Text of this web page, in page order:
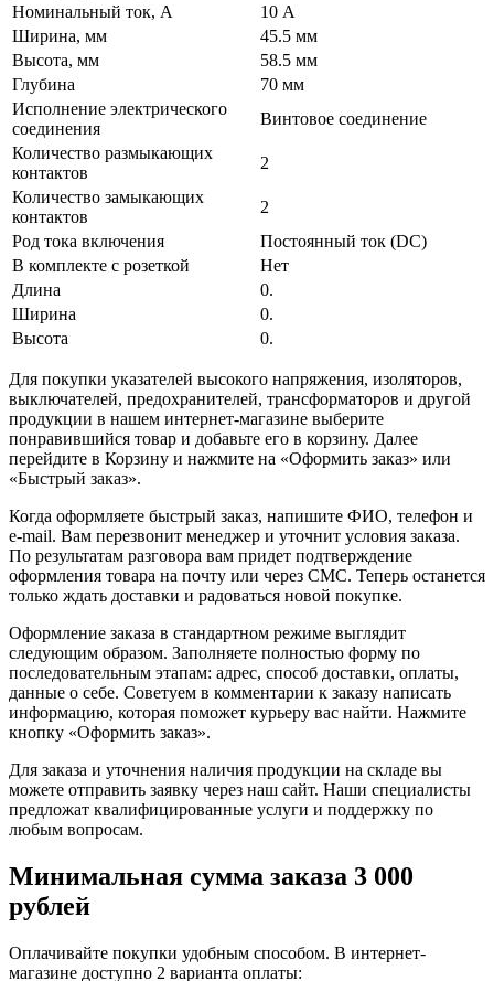
Номинальный ток, А
10 А
Ширина, мм
45.5 мм
Высота, мм
58.5 мм
Глубина
70 мм
Исполнение электрического
соединения
Винтовое соединение
Количество размыкающих
контактов
2
Количество замыкающих
контактов
2
Род тока включения
Постоянный ток (DC)
В комплекте с розеткой
Нет
Длина
0.
Ширина
0.
Высота
0.
Для покупки указателей высокого напряжения, изоляторов,
выключателей, предохранителей, трансформаторов и другой
продукции в нашем интернет-магазине выберите
понравившийся товар и добавьте его в корзину. Далее
перейдите в Корзину и нажмите на «Оформить заказ» или
«Быстрый заказ».
Когда оформляете быстрый заказ, напишите ФИО, телефон и
e-mail. Вам перезвонит менеджер и уточнит условия заказа.
По результатам разговора вам придет подтверждение
оформления товара на почту или через СМС. Теперь останется
только ждать доставки и радоваться новой покупке.
Оформление заказа в стандартном режиме выглядит
следующим образом. Заполняете полностью форму по
последовательным этапам: адрес, способ доставки, оплаты,
данные о себе. Советуем в комментарии к заказу написать
информацию, которая поможет курьеру вас найти. Нажмите
кнопку «Оформить заказ».
Для заказа и уточнения наличия продукции на складе вы
можете отправить заявку через наш сайт. Наши специалисты
предложат квалифицированные услуги и поддержку по
любым вопросам.
Минимальная сумма заказа 3 000
рублей
Оплачивайте покупки удобным способом. В интернет-
магазине доступно 2 варианта оплаты: